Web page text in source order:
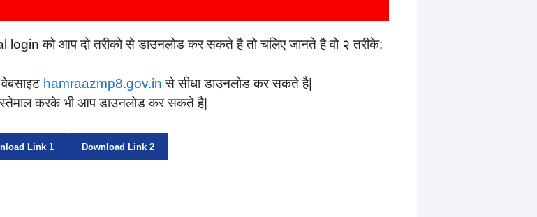
को आप दो तरीको से डाउनलोड कर सकते है तो चलिए जानते है वो २ तरीके:
hamraazmp8.gov.in से सीधा डाउनलोड कर सकते है|
करके भी आप डाउनलोड कर सकते है|
Link 1 Download Link 2